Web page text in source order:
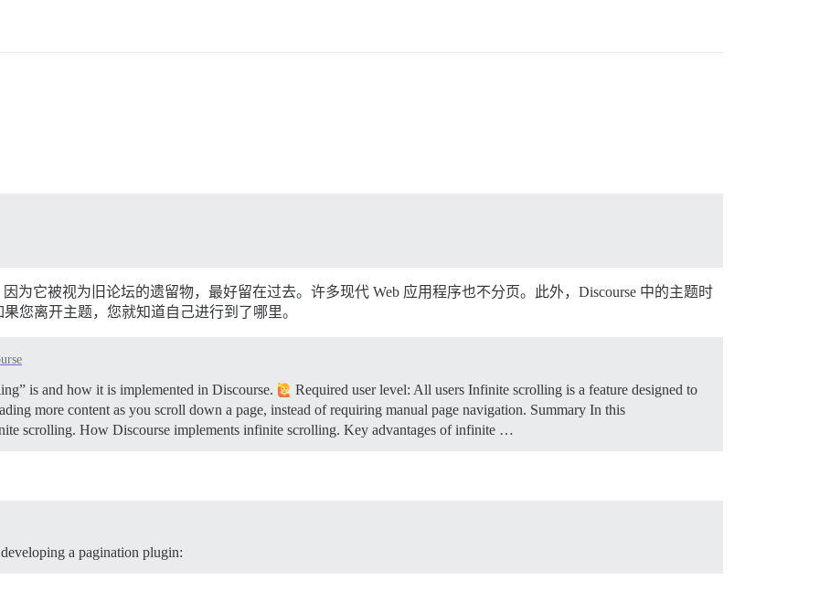
为它被视为旧论坛的遗留物，最好留在过去。许多现代 Web 应用程序也不分页。此外，Discourse 中的主题时
您离开主题，您就知道自己进行到了哪里。
is and how it is implemented in Discourse.
Required user level: All users Infinite scrolling is a feature designed to
more content as you scroll down a page, instead of requiring manual page navigation. Summary In this
scrolling. How Discourse implements infinite scrolling. Key advantages of infinite …
a pagination plugin: